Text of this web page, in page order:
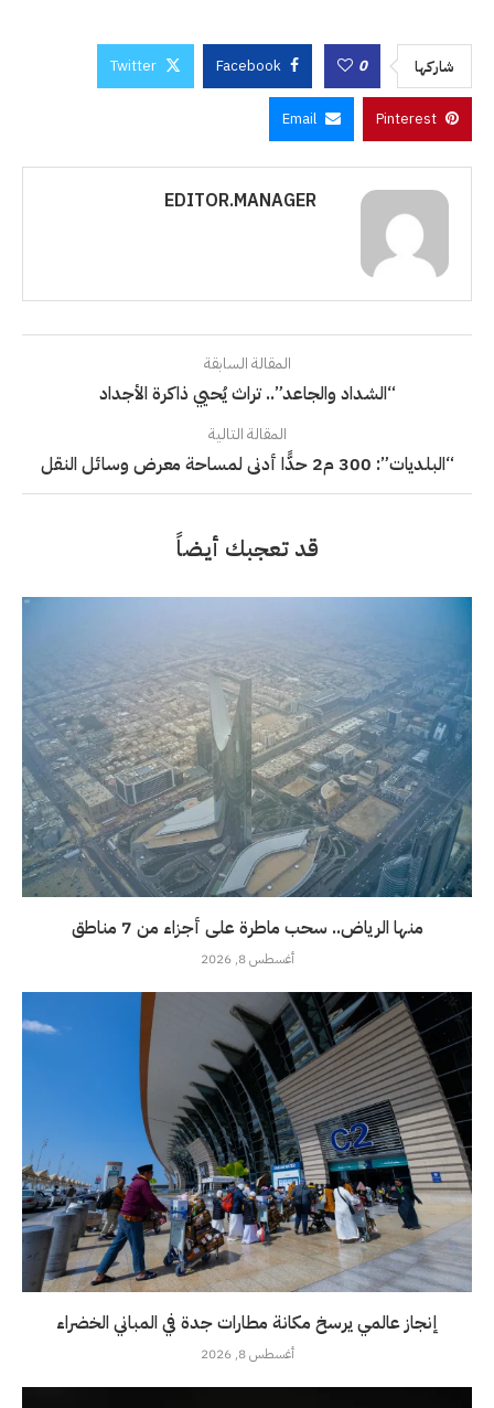
شاركها 0
Facebook
Twitter
Pinterest
Email
EDITOR.MANAGER
المقالة السابقة
“الشداد والجاعد”.. تراث يُحيي ذاكرة الأجداد
المقالة التالية
“البلديات”: 300 م2 حدًّا أدنى لمساحة معرض وسائل النقل
قد تعجبك أيضاً
منها الرياض.. سحب ماطرة على أجزاء من 7 مناطق
أغسطس 8, 2026
إنجاز عالمي يرسخ مكانة مطارات جدة في المباني الخضراء
أغسطس 8, 2026